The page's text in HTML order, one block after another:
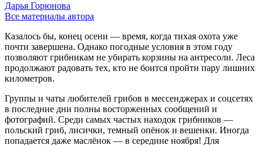
Дарья Горюнова
Все материалы автора
Казалось бы, конец осени — время, когда тихая охота уже
почти завершена. Однако погодные условия в этом году
позволяют грибникам не убирать корзины на антресоли. Леса
продолжают радовать тех, кто не боится пройти пару лишних
километров.
Группы и чаты любителей грибов в мессенджерах и соцсетях
в последние дни полны восторженных сообщений и
фотографий. Среди самых частых находок грибников —
польский гриб, лисички, темный опёнок и вешенки. Иногда
попадается даже маслёнок — в середине ноября! Для